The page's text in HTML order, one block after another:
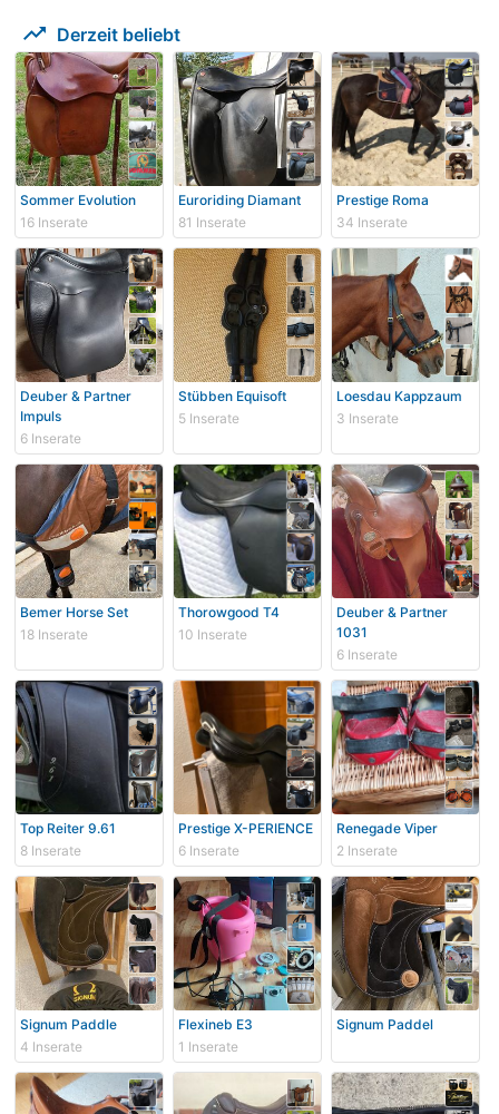
trending_up Derzeit beliebt
Sommer Evolution
16 Inserate
Euroriding Diamant
81 Inserate
Prestige Roma
34 Inserate
Deuber & Partner
Impuls
6 Inserate
Stübben Equisoft
5 Inserate
Loesdau Kappzaum
3 Inserate
Bemer Horse Set
18 Inserate
Thorowgood T4
10 Inserate
Deuber & Partner
1031
6 Inserate
Top Reiter 9.61
8 Inserate
Prestige X-PERIENCE
6 Inserate
Renegade Viper
2 Inserate
Signum Paddle
4 Inserate
Flexineb E3
1 Inserate
Signum Paddel